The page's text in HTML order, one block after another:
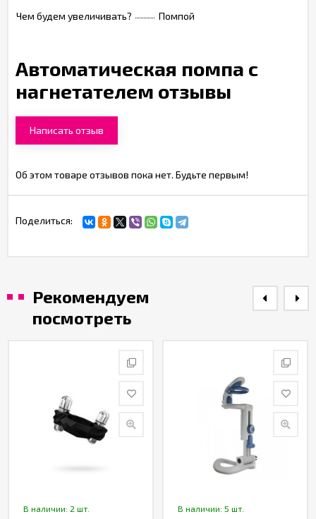
Чем будем увеличивать? Помпой
Автоматическая помпа с
нагнетателем отзывы
Написать отзыв
Об этом товаре отзывов пока нет. Будьте первым!
Поделиться:
Рекомендуем
посмотреть
В наличии: 2 шт. В наличии: 5 шт.